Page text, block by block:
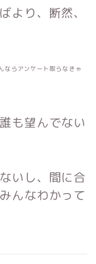
より、断然、
ならアンケート取らなきゃ
も望んでない
いし、間に合
んなわかって